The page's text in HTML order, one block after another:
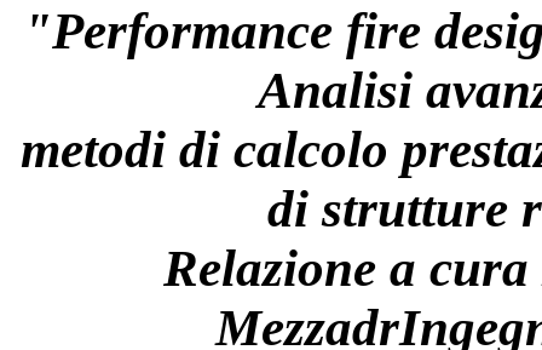
"Performance fire
Analisi
metodi di calcolo
di strutture
Relazione a